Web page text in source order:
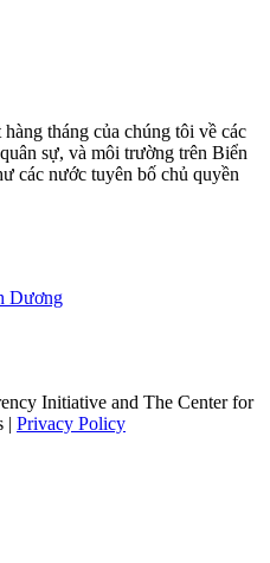
tháng của chúng tôi về các
sự, và môi trường trên Biển
các nước tuyên bố chủ quyền
Dương
Initiative and The Center for
| Privacy Policy